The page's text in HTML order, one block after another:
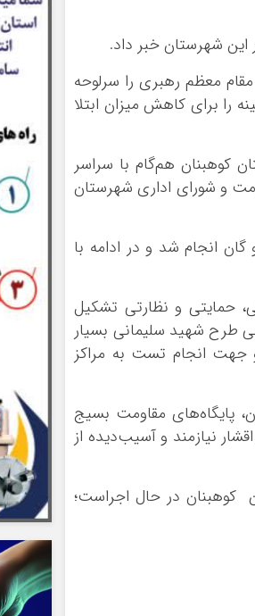
شهرستان خبر داد.
مقام معظم رهبری را سرلوحه
را برای کاهش میزان ابتلا
کوهبنان هم‌گام با سراسر
مقاومت و شورای اداری شهرستان
انجام شد و در ادامه با
حمایتی و نظارتی تشکیل
طرح شهید سلیمانی بسیار
جهت انجام تست به مراکز
پایگاه‌های مقاومت بسیج
بیش از ۲۱۵۱ بسته معیشتی بین اقشار نیازمند و آسیب‌دیده از
کوهبنان در حال اجراست؛